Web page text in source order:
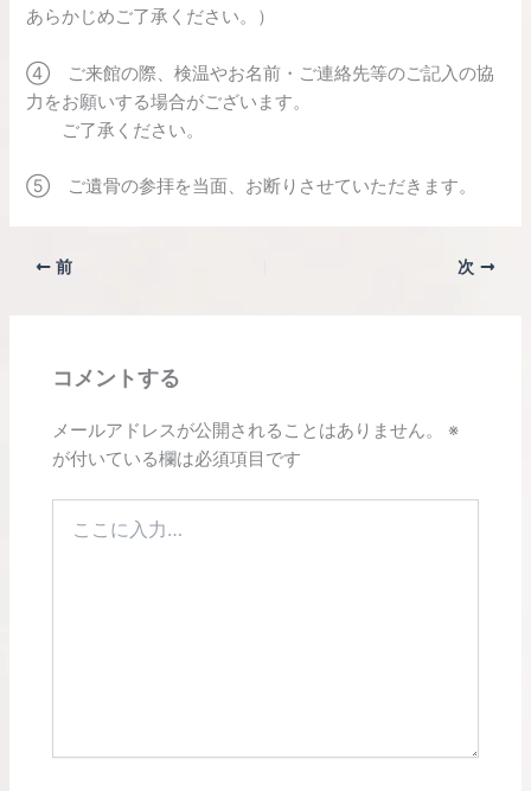
あらかじめご了承ください。）
④ ご来館の際、検温やお名前・ご連絡先等のご記入の協
力をお願いする場合がございます。
ご了承ください。
⑤ ご遺骨の参拝を当面、お断りさせていただきます。
前 次
コメントする
メールアドレスが公開されることはありません。
※
が付いている欄は必須項目です